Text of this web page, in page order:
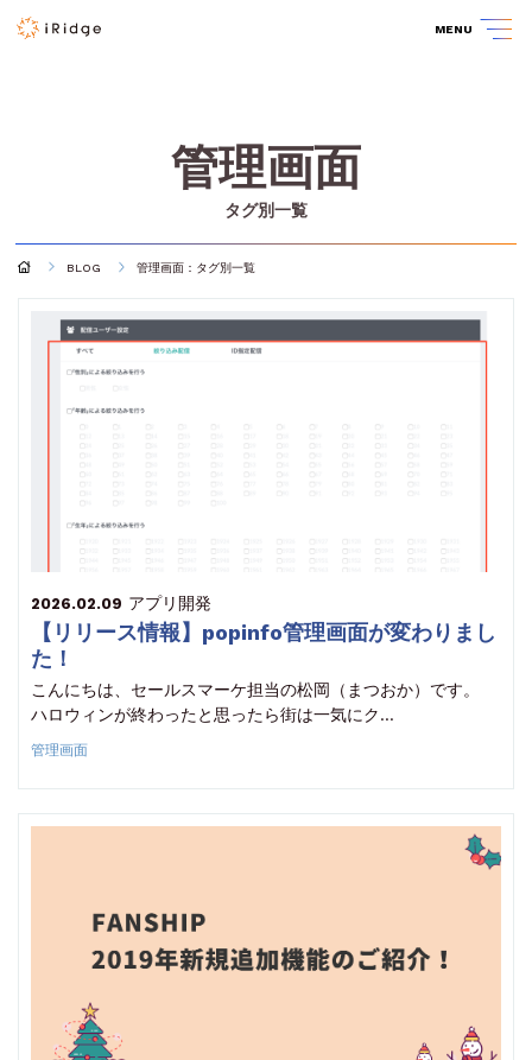
MENU
管理画面
タグ別一覧
BLOG 管理画面：タグ別一覧
2026.02.09 アプリ開発
【リリース情報】popinfo管理画面が変わりまし
た！
こんにちは、セールスマーケ担当の松岡（まつおか）です。
ハロウィンが終わったと思ったら街は一気にク…
管理画面